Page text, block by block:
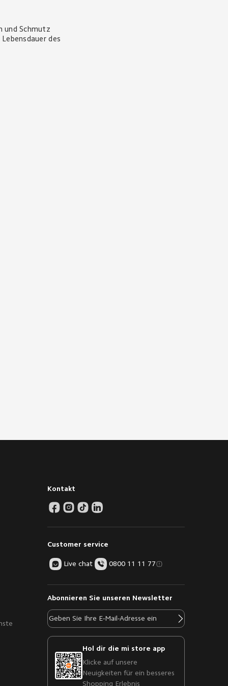
und Schmutz
des
Kontakt
Customer service
Live chat 0800 11 11 77
Abonnieren Sie unseren Newsletter
Hol dir die mi store app
Klicke auf unsere
Neuigkeiten für ein besseres
Shopping Erlebnis